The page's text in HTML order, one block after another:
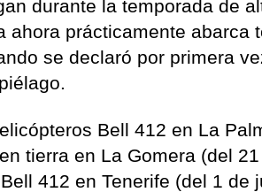
durante la temporada de
ahora prácticamente abarca
se declaró por primera
Bell 412 en La
tierra en La Gomera (del
412 en Tenerife (del 1 de